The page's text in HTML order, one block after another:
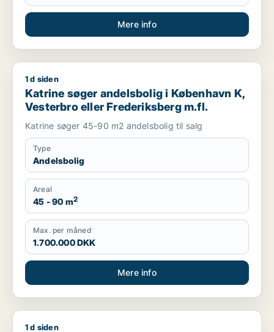
Mere info
Katrine søger andelsbolig i København K, Vesterbro eller
1 d siden
Katrine søger andelsbolig i København K,
Vesterbro eller Frederiksberg m.fl.
Katrine søger 45-90 m2 andelsbolig til salg
Type
Andelsbolig
Areal
45 - 90 m2
Max. per måned
1.700.000 DKK
Mere info
Sally søger andelsbolig i København K, Vesterbro eller
1 d siden